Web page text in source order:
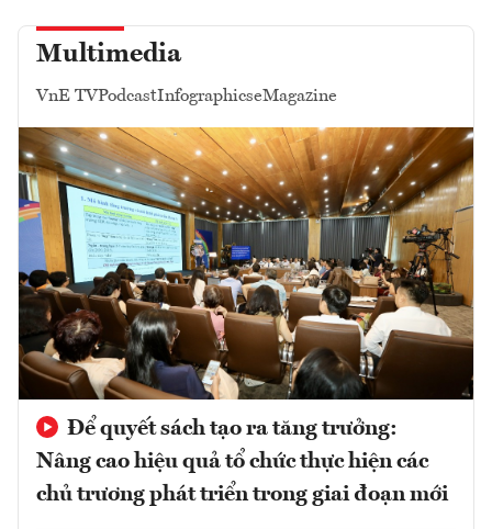
Multimedia
VnE TVPodcastInfographicseMagazine
Để quyết sách tạo ra tăng trưởng:
Nâng cao hiệu quả tổ chức thực hiện các
chủ trương phát triển trong giai đoạn mới